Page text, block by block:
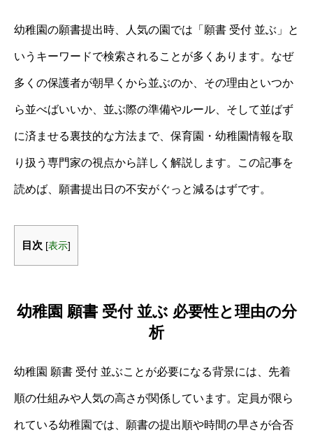
幼稚園の願書提出時、人気の園では「願書 受付 並ぶ」と
いうキーワードで検索されることが多くあります。なぜ
多くの保護者が朝早くから並ぶのか、その理由といつか
ら並べばいいか、並ぶ際の準備やルール、そして並ばず
に済ませる裏技的な方法まで、保育園・幼稚園情報を取
り扱う専門家の視点から詳しく解説します。この記事を
読めば、願書提出日の不安がぐっと減るはずです。
目次 [表示]
幼稚園 願書 受付 並ぶ 必要性と理由の分
析
幼稚園 願書 受付 並ぶことが必要になる背景には、先着
順の仕組みや人気の高さが関係しています。定員が限ら
れている幼稚園では、願書の提出順や時間の早さが合否